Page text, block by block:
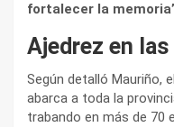
fortalecer la
Ajedrez en
Según detalló Mauriño,
abarca a toda la
trabando en más de 70